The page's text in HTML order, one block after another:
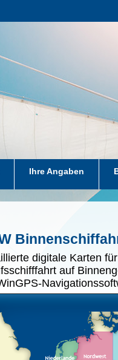
Ihre Angaben
digitale Karten
auf